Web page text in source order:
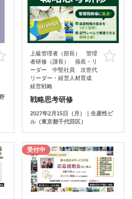
お気に入り上級管理者（部長） 管理
者研修（課長） 係長・リ
ーダー 中堅社員 次世代
リーダー・経営人材育成
経営戦略
戦略思考研修
2027年2月15日（月）｜生産性ビ
ル（東京都千代田区）
受付中